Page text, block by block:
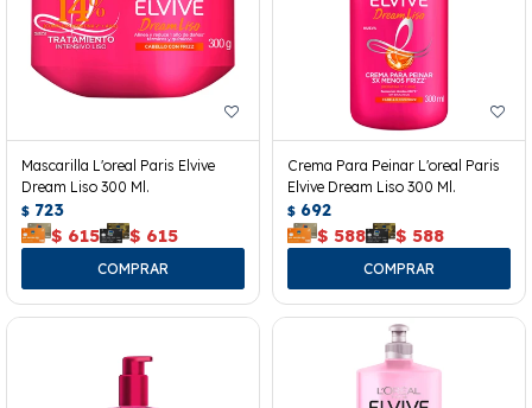
Mascarilla L'oreal Paris Elvive
Dream Liso 300 Ml.
$ 723
$ 615 $ 615
Crema Para Peinar L'oreal Paris
Elvive Dream Liso 300 Ml.
$ 692
$ 588 $ 588